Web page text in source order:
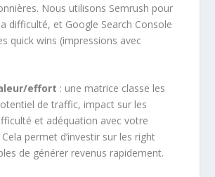
Nous utilisons Semrush pour
difficulté, et Google Search Console
quick wins (impressions avec
effort : une matrice classe les
de traffic, impact sur les
et adéquation avec votre
permet d’investir sur les right
de générer revenus rapidement.